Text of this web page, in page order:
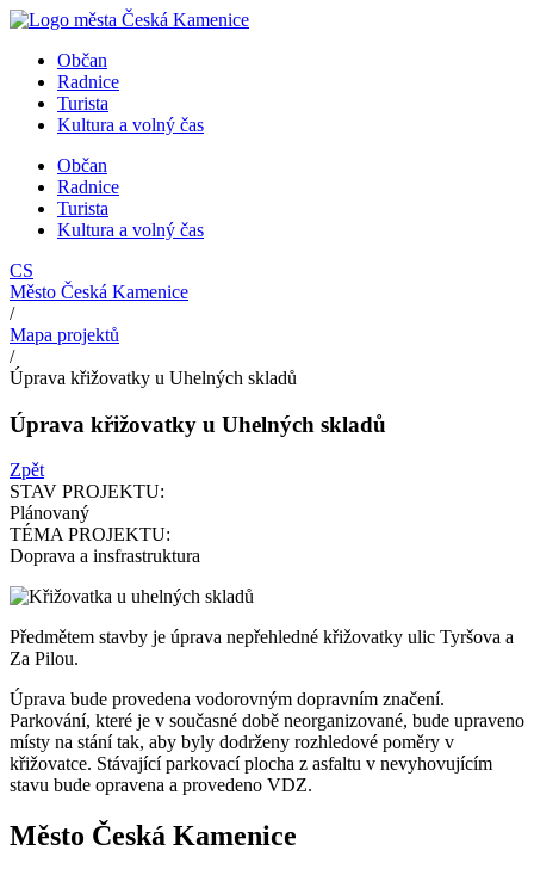
Přejít
obsahuObčan
Radnice
Turista
Kultura a volný čas
Občan
Radnice
Turista
Kultura a volný čas
CS
Město Česká Kamenice
/
Mapa projektů
/
Úprava křižovatky u Uhelných skladů
Úprava křižovatky u Uhelných skladů
Zpět
STAV PROJEKTU:
Plánovaný
TÉMA PROJEKTU:
Doprava a insfrastruktura
Předmětem stavby je úprava nepřehledné křižovatky ulic Tyršova a
Za Pilou.
Úprava bude provedena vodorovným dopravním značení.
Parkování, které je v současné době neorganizované, bude upraveno
místy na stání tak, aby byly dodrženy rozhledové poměry v
křižovatce. Stávající parkovací plocha z asfaltu v nevyhovujícím
stavu bude opravena a provedeno VDZ.
Město Česká Kamenice